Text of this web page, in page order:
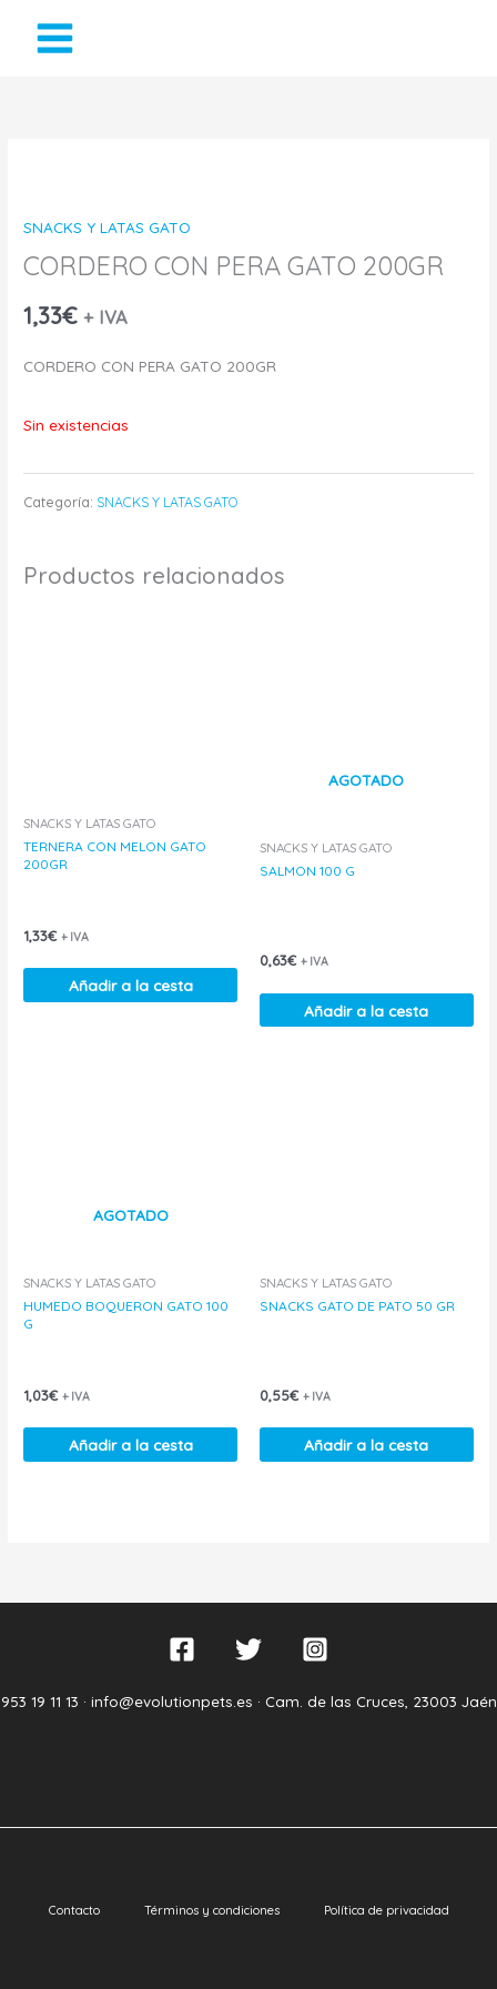
SNACKS Y LATAS GATO
CORDERO CON PERA GATO 200GR
1,33€ + IVA
CORDERO CON PERA GATO 200GR
Sin existencias
Categoría: SNACKS Y LATAS GATO
Productos relacionados
SNACKS Y LATAS GATO
TERNERA CON MELON GATO
200GR
1,33€ + IVA
Añadir a la cesta
AGOTADO
SNACKS Y LATAS GATO
SALMON 100 G
0,63€ + IVA
Añadir a la cesta
AGOTADO
SNACKS Y LATAS GATO
HUMEDO BOQUERON GATO 100
G
1,03€ + IVA
Añadir a la cesta
SNACKS Y LATAS GATO
SNACKS GATO DE PATO 50 GR
0,55€ + IVA
Añadir a la cesta
953 19 11 13 · info@evolutionpets.es · Cam. de las Cruces, 23003 Jaén
Contacto Términos y condiciones Política de privacidad